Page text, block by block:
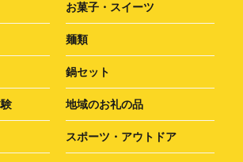
お菓子・スイーツ
麺類
鍋セット
地域のお礼の品
スポーツ・アウトドア